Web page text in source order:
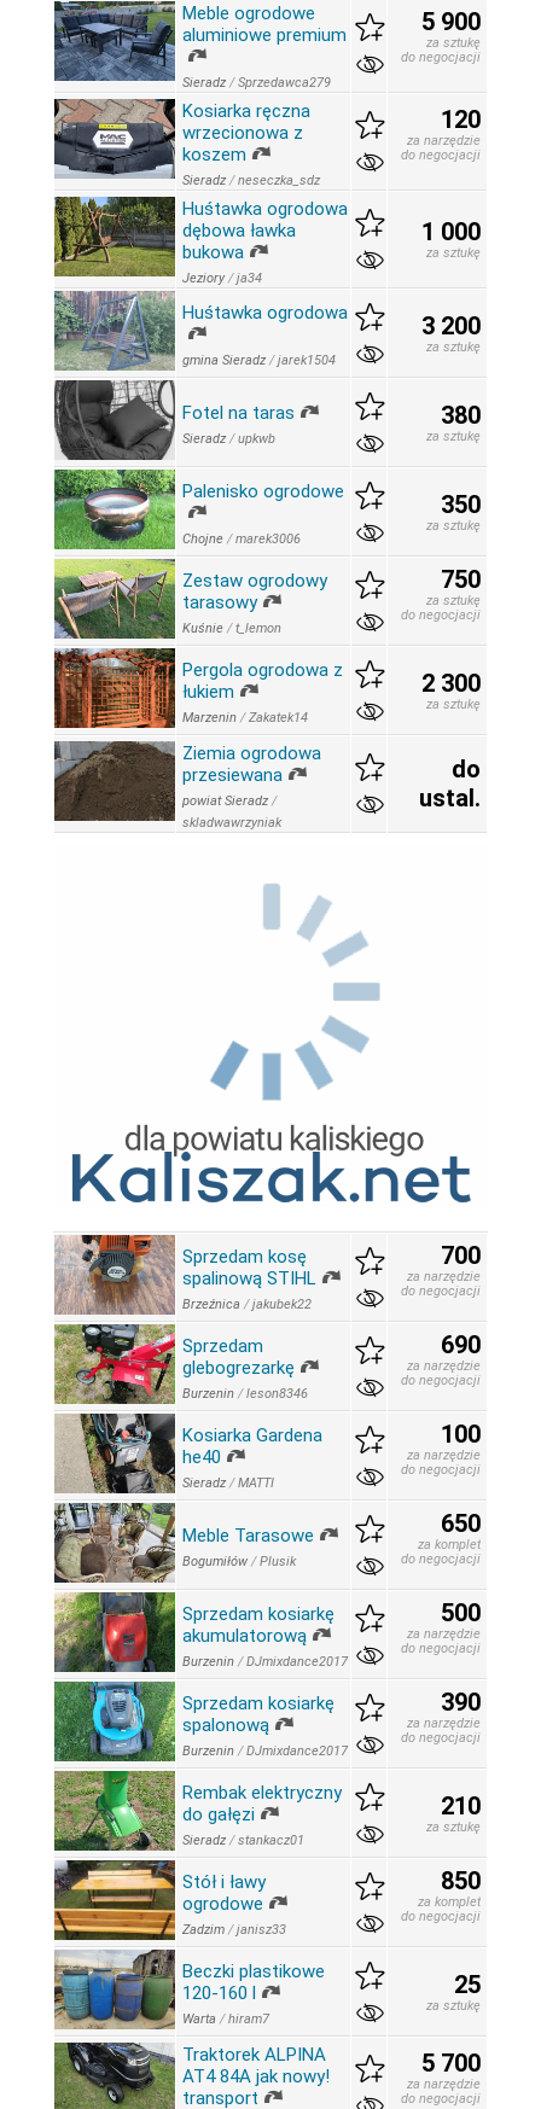
Meble ogrodowe
aluminiowe premium
Sieradz /Sprzedawca279
5 900
za sztukę
do negocjacji
Kosiarka ręczna
wrzecionowa z
koszem
Sieradz /neseczka_sdz
120
za narzędzie
do negocjacji
Huśtawka ogrodowa
dębowa ławka
bukowa
Jeziory /ja34
1 000
za sztukę
Huśtawka ogrodowa
gmina Sieradz /jarek1504
3 200
za sztukę
Fotel na taras
Sieradz /upkwb
380
za sztukę
Palenisko ogrodowe
Chojne /marek3006
350
za sztukę
Zestaw ogrodowy
tarasowy
Kuśnie /t_lemon
750
za sztukę
do negocjacji
Pergola ogrodowa z
łukiem
Marzenin /Zakatek14
2 300
za sztukę
Ziemia ogrodowa
przesiewana
powiat Sieradz /
skladwawrzyniak
do
ustal.
Sprzedam kosę
spalinową STIHL
Brzeźnica /jakubek22
700
za narzędzie
do negocjacji
Sprzedam
glebogrezarkę
Burzenin /leson8346
690
za narzędzie
do negocjacji
Kosiarka Gardena
he40
Sieradz /MATTI
100
za narzędzie
do negocjacji
Meble Tarasowe
Bogumiłów /Plusik
650
za komplet
do negocjacji
Sprzedam kosiarkę
akumulatorową
Burzenin /DJmixdance2017
500
za narzędzie
do negocjacji
Sprzedam kosiarkę
spalonową
Burzenin /DJmixdance2017
390
za narzędzie
do negocjacji
Rembak elektryczny
do gałęzi
Sieradz /stankacz01
210
za sztukę
Stół i ławy
ogrodowe
Zadzim /janisz33
850
za komplet
do negocjacji
Beczki plastikowe
120-160 l
Warta /hiram7
25
za sztukę
Traktorek ALPINA
AT4 84A jak nowy!
transport
5 700
za narzędzie
do negocjacji